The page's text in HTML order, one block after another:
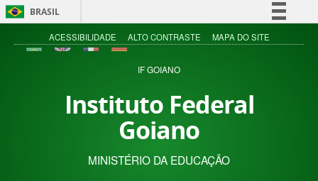
BRASIL
Simplifique!
Acesso à informação
ACESSIBILIDADE ALTO CONTRASTE MAPA DO SITE
IF GOIANO
Instituto Federal
Goiano
MINISTÉRIO DA EDUCAÇÃO